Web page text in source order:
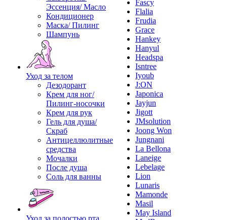
Эссенция/ Масло
Кондиционер
Маска/ Пилинг
Шампунь
Уход за телом
Дезодорант
Крем для ног/
Пилинг-носочки
Крем для рук
Гель для душа/
Скраб
Антицеллюлитные
средства
Мочалки
После душа
Соль для ванны
Уход за полостью рта
Fascy
Flalia
Frudia
Grace
Hankey
Hanyul
Headspa
Isntree
Iyoub
J:ON
Japonica
Jayjun
Jigott
JMsolution
Joong Won
Jungnani
La Bellona
Laneige
Lebelage
Lion
Lunaris
Mamonde
Masil
May Island